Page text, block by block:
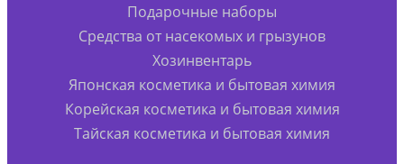
Подарочные наборы
Средства от насекомых и грызунов
Хозинвентарь
Японская косметика и бытовая химия
Корейская косметика и бытовая химия
Тайская косметика и бытовая химия